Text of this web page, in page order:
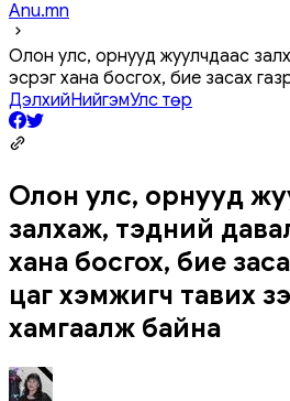
Anu.mn
Олон улс, орнууд жуулчдаас
эсрэг хана босгох, бие засах
ДэлхийНийгэмУлс төр
Олон улс, орнууд
залхаж, тэдний
хана босгох, бие
цаг хэмжигч тавих
хамгаалж байна